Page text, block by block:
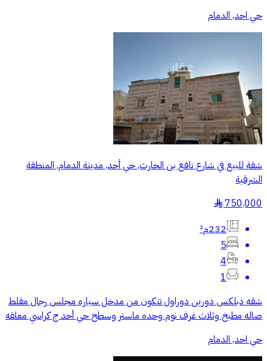
حي احد, الدمام
شقة للبيع في شارع نافع بن الحارث, حي أحد, مدينة الدمام, المنطقة
الشرقية
750,000
§
232م²
5
4
1
شقه دبلكس دورين دوراول تتكون من مدخل سياره مجلس رجال مقلط
صاله مطبخ وثلاث غرف نوم وحده ماستر وسطح حي أحد ج كراسي معلقه
حي احد, الدمام